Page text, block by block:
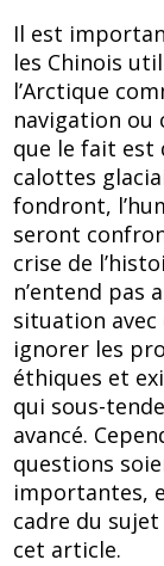
Il est
les Chinois
l’Arctique
navigation ou
que le fait est
calottes
fondront,
seront
crise de
n’entend pas
situation
ignorer les
éthiques et
qui sous-
avancé.
questions
importantes,
cadre du
cet article.